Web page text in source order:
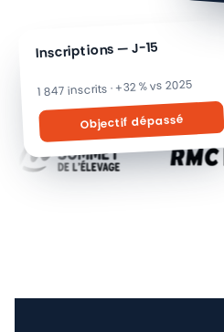
Inscriptions — J-15
1 847 inscrits · +32 % vs 2025
Objectif dépassé
ILS PILOTENT LEURS